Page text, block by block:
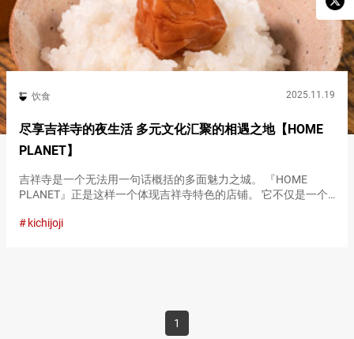
饮食 2025.11.19
尽享吉祥寺的夜生活 多元文化汇聚的相遇之地【HOME
PLANET】
吉祥寺是一个无法用一句话概括的多面魅力之城。 『HOME
PLANET』正是这样一个体现吉祥寺特色的店铺。 它不仅是一个
在特定日子举办DJ活动，或由客座厨师提供特制料理，充满了多
kichijoji
1